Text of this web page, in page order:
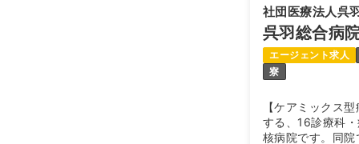
社団医療法人呉
呉羽総合病
エージェント求人
寮
【ケアミックス
する、16診療科
核病院です。同